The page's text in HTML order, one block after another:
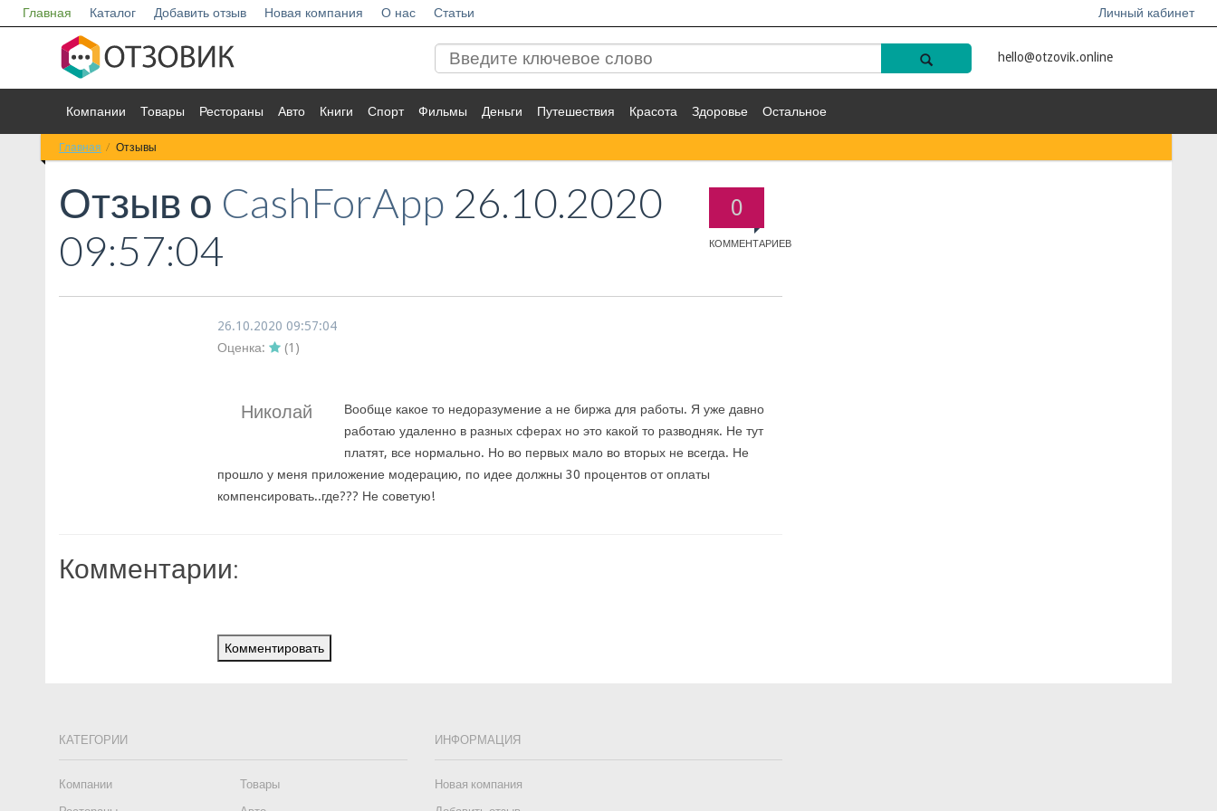
Главная Каталог Добавить отзыв Новая компания О нас Статьи Личный кабинет
hello@otzovik.online
Компании Товары Рестораны Авто Книги Спорт Фильмы Деньги Путешествия Красота Здоровье Остальное
Главная Отзывы
0
КОММЕНТАРИЕВ
Отзыв о CashForApp 26.10.2020
09:57:04
26.10.2020 09:57:04
Оценка:
(1 )
Николай
Вообще какое то недоразумение а не биржа для работы. Я уже давно
работаю удаленно в разных сферах но это какой то разводняк. Не тут
платят, все нормально. Но во первых мало во вторых не всегда. Не
прошло у меня приложение модерацию, по идее должны 30 процентов от оплаты
компенсировать..где??? Не советую!
Комментарии:
Комментировать
КАТЕГОРИИ
Компании
Товары
ИНФОРМАЦИЯ
Новая компания